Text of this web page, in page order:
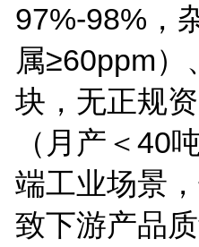
97%-98% ，
属≥60ppm）
块，无正规
（月产＜ 40
端工业场景
致下游产品